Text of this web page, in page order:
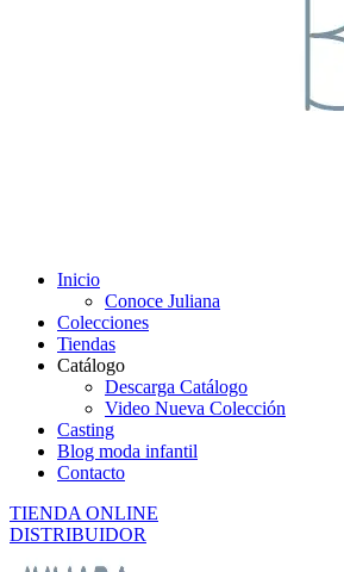
Inicio
Conoce Juliana
Colecciones
Tiendas
Catálogo
Descarga Catálogo
Video Nueva Colección
Casting
Blog moda infantil
Contacto
TIENDA ONLINE
DISTRIBUIDOR